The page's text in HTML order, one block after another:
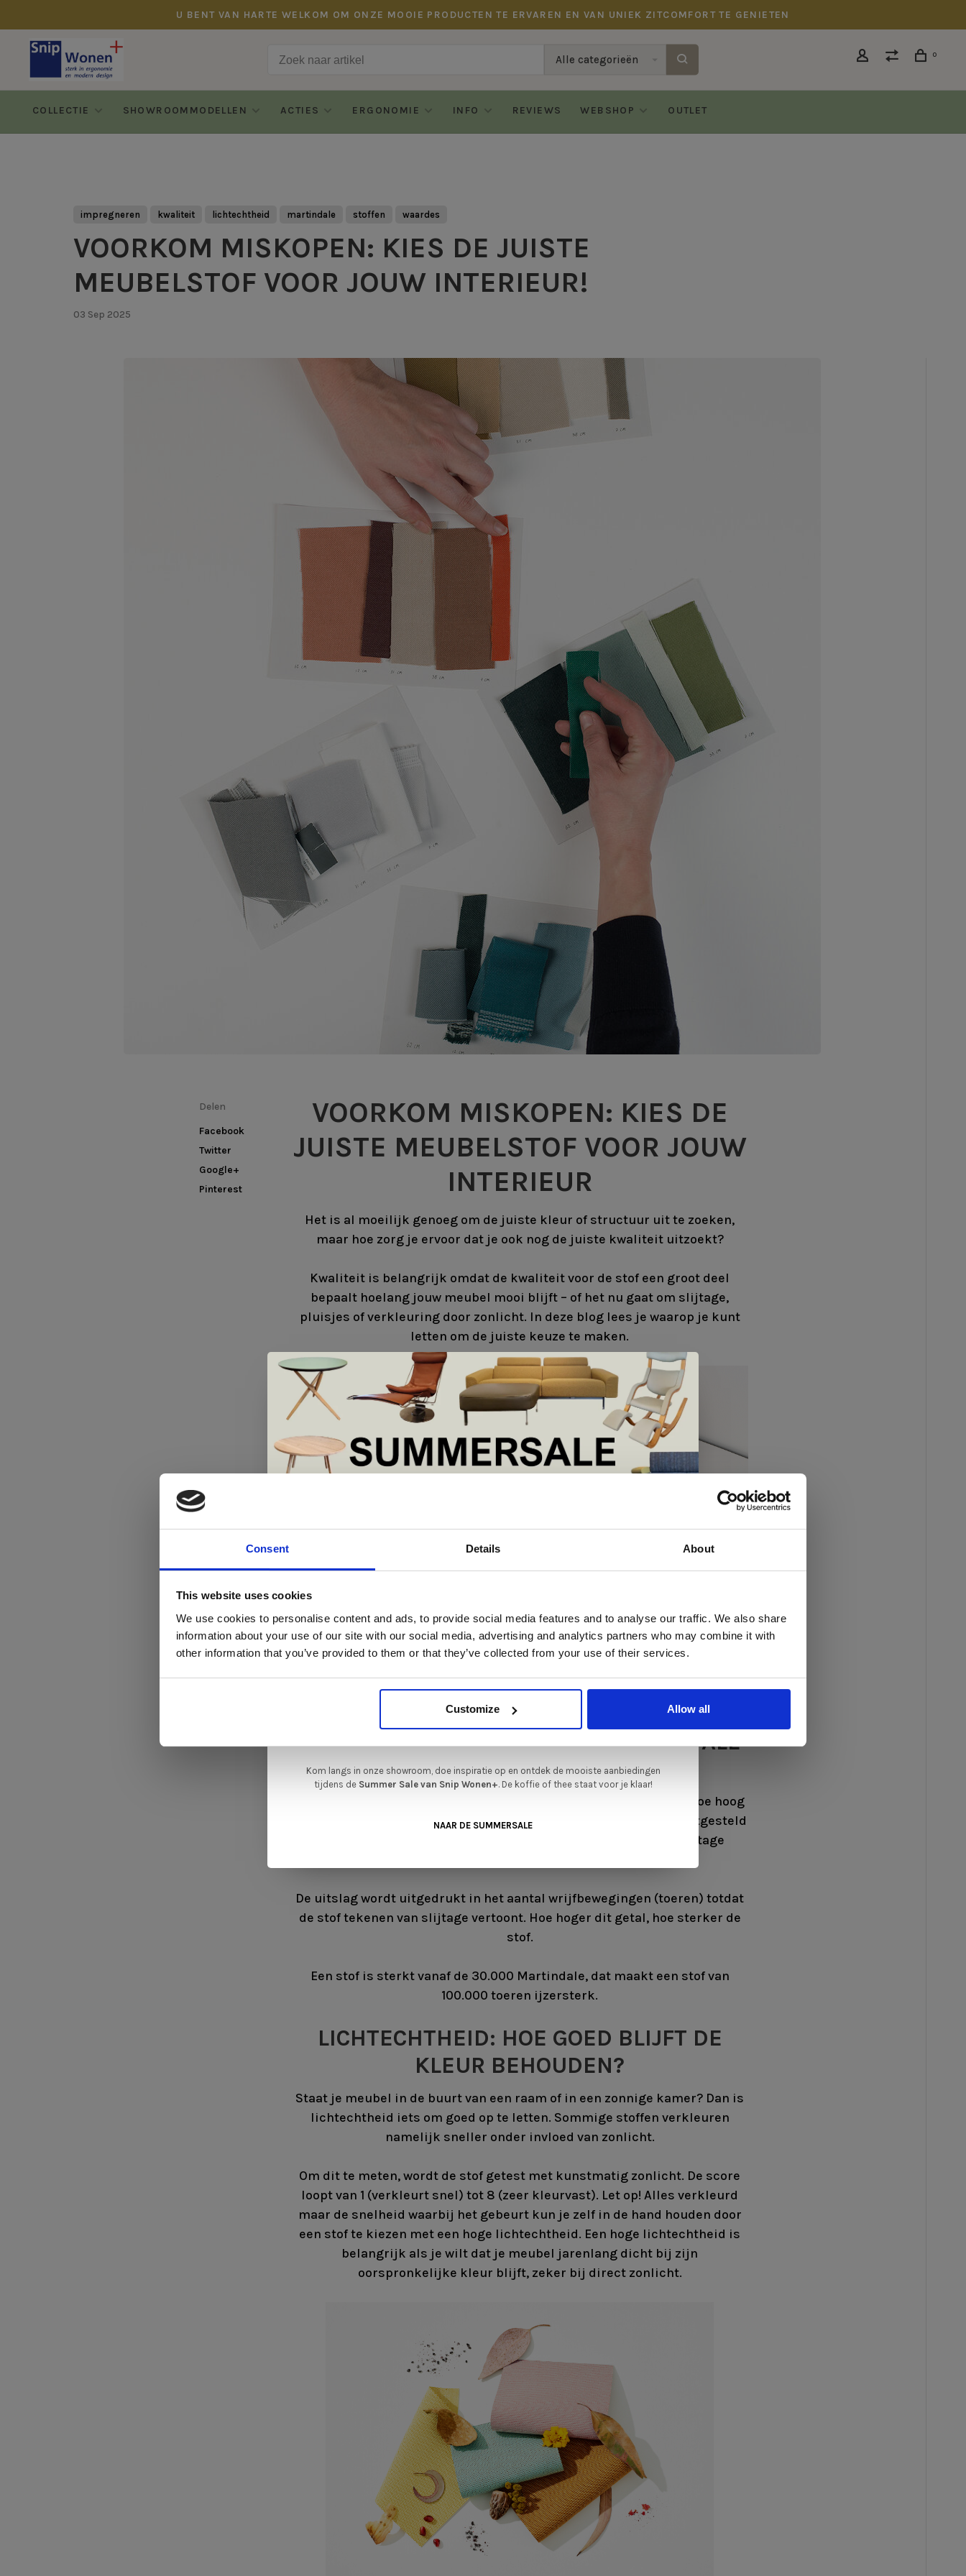
Consent Details About
This website uses cookies
We use cookies to personalise content and ads, to provide social media features and to analyse our traffic. We also share
information about your use of our site with our social media, advertising and analytics partners who may combine it with
other information that you’ve provided to them or that they’ve collected from your use of their services.
Customize Allow all
U BENT VAN HARTE WELKOM OM ONZE MOOIE PRODUCTEN TE ERVAREN EN VAN UNIEK ZITCOMFORT TE GENIETEN
Alle categorieën 0
COLLECTIE SHOWROOMMODELLEN ACTIES ERGONOMIE INFO REVIEWS WEBSHOP OUTLET
impregneren kwaliteit lichtechtheid martindale stoffen waardes
VOORKOM MISKOPEN: KIES DE JUISTE
MEUBELSTOF VOOR JOUW INTERIEUR!
03 Sep 2025
Delen
Facebook
Twitter
Google+
Pinterest
VOORKOM MISKOPEN: KIES DE
JUISTE MEUBELSTOF VOOR JOUW
INTERIEUR
Het is al moeilijk genoeg om de juiste kleur of structuur uit te zoeken,
maar hoe zorg je ervoor dat je ook nog de juiste kwaliteit uitzoekt?
Kwaliteit is belangrijk omdat de kwaliteit voor de stof een groot deel
bepaalt hoelang jouw meubel mooi blijft – of het nu gaat om slijtage,
pluisjes of verkleuring door zonlicht. In deze blog lees je waarop je kunt
letten om de juiste keuze te maken.
SLIJTVASTHEID – LET OP DE MARTINDALE
WAARDE
Wil je weten hoe stevig en duurzaam een stof is? Vraag dan naar hoe hoog
de Martindale-waarde is. Dit is een test waarbij de stof wordt blootgesteld
aan een kogel die zorgt voor wrijving om te meten hoe snel slijtage
De uitslag wordt uitgedrukt in het aantal wrijfbewegingen (toeren) totdat
de stof tekenen van slijtage vertoont. Hoe hoger dit getal, hoe sterker de
stof.
Een stof is sterkt vanaf de 30.000 Martindale, dat maakt een stof van
100.000 toeren ijzersterk.
LICHTECHTHEID: HOE GOED BLIJFT DE
KLEUR BEHOUDEN?
Staat je meubel in de buurt van een raam of in een zonnige kamer? Dan is
lichtechtheid iets om goed op te letten. Sommige stoffen verkleuren
namelijk sneller onder invloed van zonlicht.
Om dit te meten, wordt de stof getest met kunstmatig zonlicht. De score
loopt van 1 (verkleurt snel) tot 8 (zeer kleurvast). Let op! Alles verkleurd
maar de snelheid waarbij het gebeurt kun je zelf in de hand houden door
een stof te kiezen met een hoge lichtechtheid. Een hoge lichtechtheid is
belangrijk als je wilt dat je meubel jarenlang dicht bij zijn
oorspronkelijke kleur blijft, zeker bij direct zonlicht.
De Summer Sale bij Snip Wonen+ is gestart!
In onze showroom vind je een uitgebreide selectie designmeubelen van
gerenommeerde Nederlandse en Europese merken. Onder andere showroommodellen
van
Sculptures Jeux Artisanzijn nu extra voordelig
gelegenheid om jouw favoriete designmeubel geheel naar wens samen te stellen,
met de kwaliteit, het comfort en de uitstraling die je van Snip Wonen+ mag
Kom langs in onze showroom, doe inspiratie op en ontdek de mooiste aanbiedingen
tijdens de Summer Sale van Snip Wonen+. De koffie of thee staat voor je klaar!
NAAR DE SUMMERSALE